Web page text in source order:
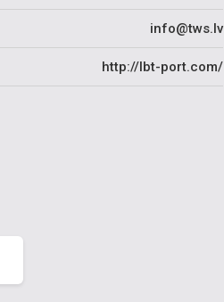
info@tws.lv
http://lbt-port.com/